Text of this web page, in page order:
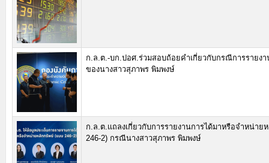
ก.ล.ต.-บก.ปอศ.ร่วมสอบถ้อยคำเกี่ยวกับกรณีการรายงา
ของนางสาวสุภาพร พิมพงษ์
ก.ล.ต.แถลงเกี่ยวกับการรายงานการได้มาหรือจำหน่าย
246-2) กรณีนางสาวสุภาพร พิมพงษ์